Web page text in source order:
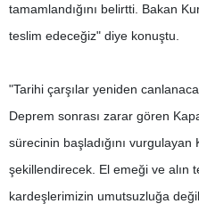
tamamlandığını belirtti. Bakan
teslim edeceğiz" diye konuştu.
"Tarihi çarşılar yeniden
Deprem sonrası zarar gören
sürecinin başladığını
şekillendirecek. El emeği ve alın
kardeşlerimizin umutsuzluğa